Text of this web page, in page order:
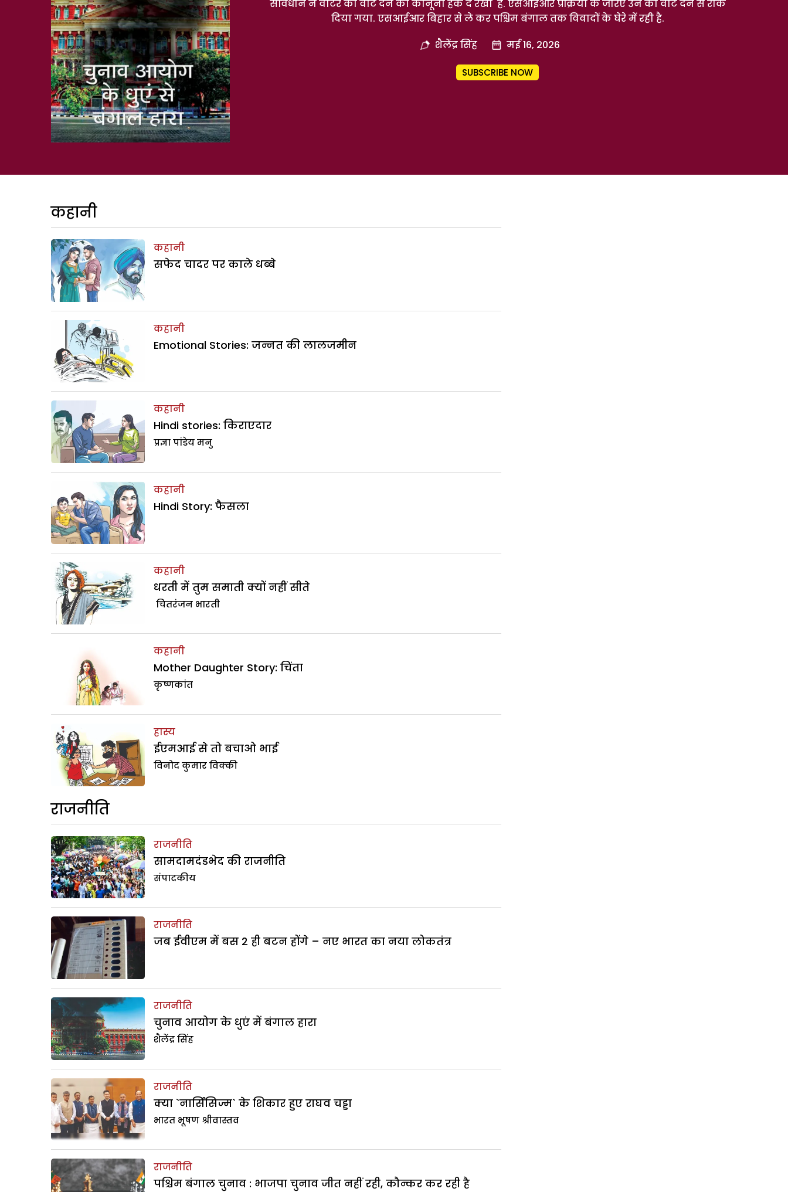
संविधान ने वोटर को वोट देने का कानूनी हक दे रखा है. एसआईआर प्रक्रिया के जरिए उन को वोट देने से रोक
दिया गया. एसआईआर बिहार से ले कर पश्चिम बंगाल तक विवादों के घेरे में रही है.
शैलेंद्र सिंह
मई 16, 2026
SUBSCRIBE NOW
कहानी
कहानी
सफेद चादर पर काले धब्बे
कहानी
Emotional Stories: जन्नत की लालजमीन
कहानी
Hindi stories: किराएदार
प्रज्ञा पांडेय मनु
कहानी
Hindi Story: फैसला
कहानी
धरती में तुम समाती क्यों नहीं सीते
चितरंजन भारती
कहानी
Mother Daughter Story: चिंता
कृष्णकांत
हास्य
ईएमआई से तो बचाओ भाई
विनोद कुमार विक्की
राजनीति
राजनीति
सामदामदंडभेद की राजनीति
संपादकीय
राजनीति
जब ईवीएम में बस 2 ही बटन होंगे – नए भारत का नया लोकतंत्र
राजनीति
चुनाव आयोग के धुएं में बंगाल हारा
शैलेंद्र सिंह
राजनीति
क्या `नार्सिसिज्म` के शिकार हुए राघव चड्डा
भारत भूषण श्रीवास्तव
राजनीति
पश्चिम बंगाल चुनाव : भाजपा चुनाव जीत नहीं रही, कौन्कर कर रही है